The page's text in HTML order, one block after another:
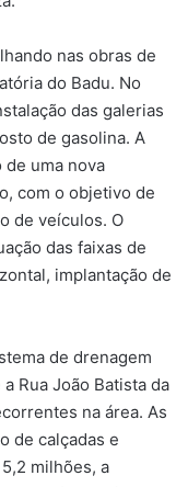
nas obras de
do Badu. No
das galerias
de gasolina. A
uma nova
com o objetivo de
de veículos. O
das faixas de
implantação de
de drenagem
Rua João Batista da
na área. As
de calçadas e
milhões, a